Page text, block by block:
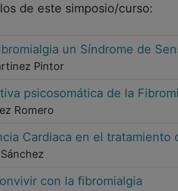
de este simposio/curso:
un Síndrome de
Pintor
psicosomática de la
Romero
Cardiaca en el tratamiento
con la fibromialgia